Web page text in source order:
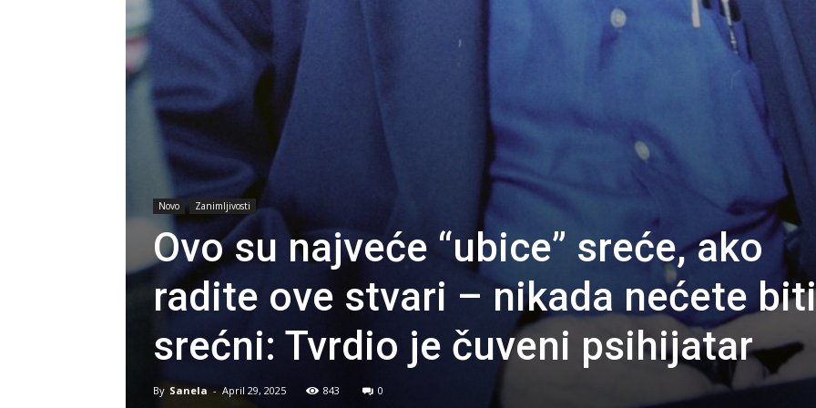
Novo Zanimljivosti
Ovo su najveće “ubice” sreće, ako
radite ove stvari – nikada nećete biti
srećni: Tvrdio je čuveni psihijatar
By Sanela - April 29, 2025 843 0